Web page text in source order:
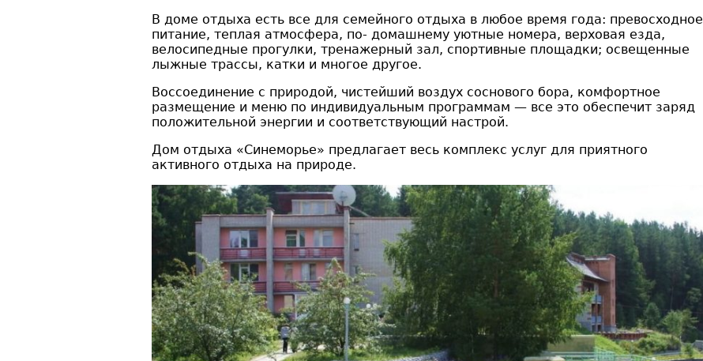
В доме отдыха есть все для семейного отдыха в любое время года: превосходное
питание, теплая атмосфера, по- домашнему уютные номера, верховая езда,
велосипедные прогулки, тренажерный зал, спортивные площадки; освещенные
лыжные трассы, катки и многое другое.
Воссоединение с природой, чистейший воздух соснового бора, комфортное
размещение и меню по индивидуальным программам — все это обеспечит заряд
положительной энергии и соответствующий настрой.
Дом отдыха «Синеморье» предлагает весь комплекс услуг для приятного
активного отдыха на природе.